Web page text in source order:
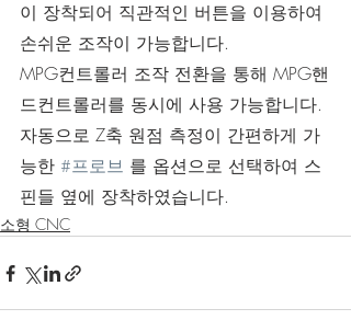
이 장착되어 직관적인 버튼을 이용하여
손쉬운 조작이 가능합니다.
MPG컨트롤러 조작 전환을 통해 MPG핸
드컨트롤러를 동시에 사용 가능합니다.
자동으로 Z축 원점 측정이 간편하게 가
능한 #프로브 를 옵션으로 선택하여 스
핀들 옆에 장착하였습니다.
소형 CNC